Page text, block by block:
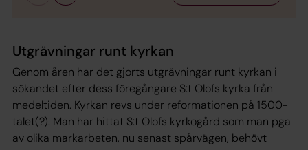
Utgrävningar runt kyrkan
Genom åren har det gjorts utgrävningar runt kyrkan i
sökandet efter dess föregångare S:t Olofs kyrka från
medeltiden. Kyrkan revs under reformationen på 1500-
talet(?). Man har hittat S:t Olofs kyrkogård som man pga
av olika markarbeten, nu senast spårvägen, behövt